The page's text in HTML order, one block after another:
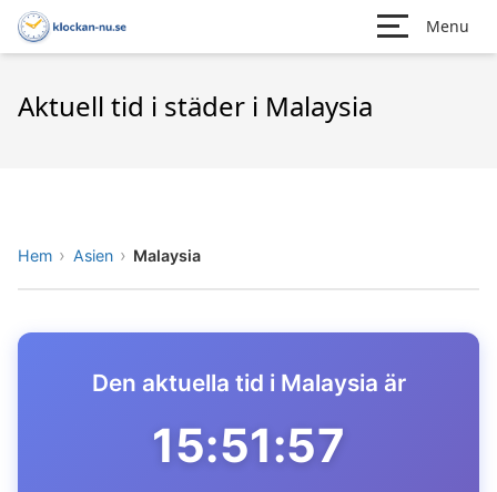
Menu
Aktuell tid i städer i Malaysia
Hem Asien Malaysia
Den aktuella tid i Malaysia är
15:51:57